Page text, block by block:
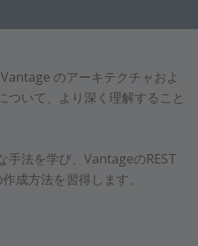
のアーキテクチャおよ
ついて、より深く理解すること
手法を学び、VantageのREST
成方法を習得します。